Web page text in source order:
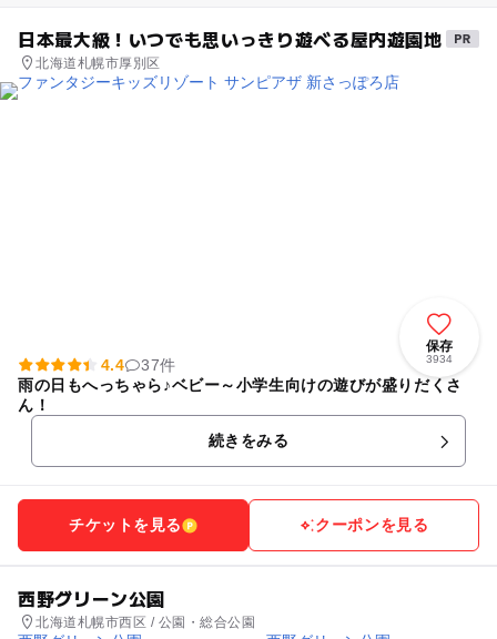
日本最大級！いつでも思いっきり遊べる屋内遊園地
北海道札幌市厚別区
保存
3934
4.4
37件
雨の日もへっちゃら♪ベビー～小学生向けの遊びが盛りだくさ
ん！
続きをみる
チケットを見る クーポンを見る
西野グリーン公園
北海道札幌市西区 / 公園・総合公園